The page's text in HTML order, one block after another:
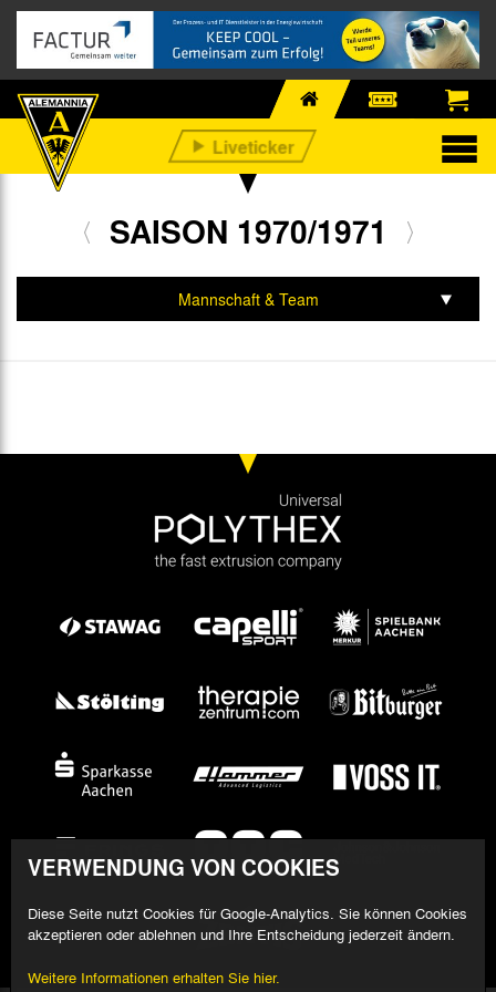
SAISON 1970/1971
Mannschaft & Team
VERWENDUNG VON COOKIES
Diese Seite nutzt Cookies für Google-Analytics. Sie können Cookies
akzeptieren oder ablehnen und Ihre Entscheidung jederzeit ändern.
Weitere Informationen erhalten Sie hier.